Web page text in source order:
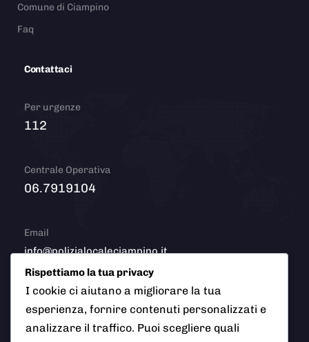
Comune di Ciampino
Faq
Contattaci
Per urgenze
112
Centrale Operativa
06.7919104
Email
info@polizialocaleciampino.it
© 2026 Polizia Locale del Comune di Ciampino (Roma). Tutti
i diritti riservati
Rispettiamo la tua privacy
I cookie ci aiutano a migliorare la tua
esperienza, fornire contenuti personalizzati e
analizzare il traffico. Puoi scegliere quali